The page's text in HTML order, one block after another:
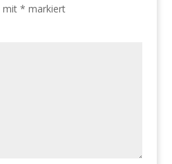
mit * markiert